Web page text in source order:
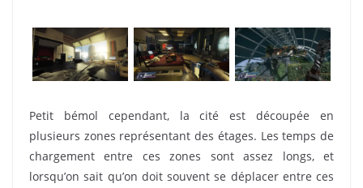
Petit bémol cependant, la cité est découpée en
plusieurs zones représentant des étages. Les temps de
chargement entre ces zones sont assez longs, et
lorsqu’on sait qu’on doit souvent se déplacer entre ces